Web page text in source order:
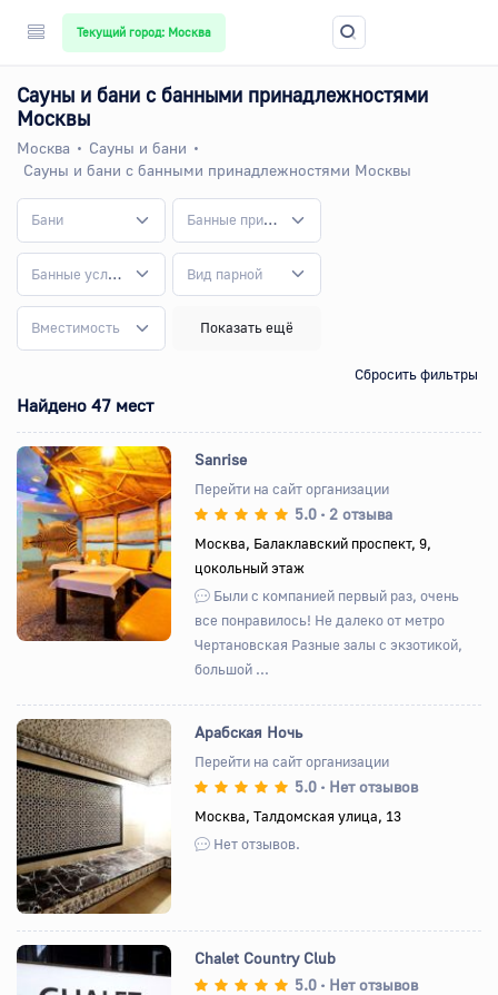
Текущий город: Москва
Сауны и бани с банными принадлежностями
Москвы
Москва
Сауны и бани
Сауны и бани с банными принадлежностями Москвы
Бани Банные принадлежности
Банные услуги Вид парной
Вместимость Показать ещё
Сбросить фильтры
Найдено 47 мест
Назад Вперед
Sanrise
Перейти на сайт организации
5.0 • 2 отзыва
Москва, Балаклавский проспект, 9,
цокольный этаж
Были с компанией первый раз, очень
все понравилось! Не далеко от метро
Чертановская Разные залы с экзотикой,
большой ...
Назад Вперед
Арабская Ночь
Перейти на сайт организации
5.0 • Нет отзывов
Москва, Талдомская улица, 13
Нет отзывов.
Chalet Country Сlub
5.0 • Нет отзывов